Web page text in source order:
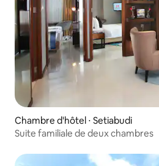
Chambre d'hôtel ⋅ Setiabudi
Suite familiale de deux chambres